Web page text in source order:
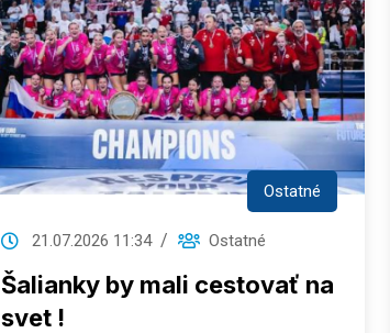
Ostatné
21.07.2026 11:34 Ostatné
Šalianky by mali cestovať na
svet !